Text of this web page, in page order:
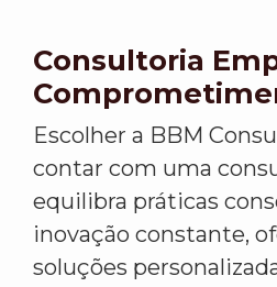
Consultoria
Escolher a BBM
contar com uma
equilibra práticas
inovação constante,
soluções